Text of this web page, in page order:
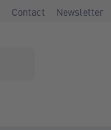
Contact Newsletter